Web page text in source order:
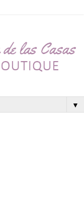
▼